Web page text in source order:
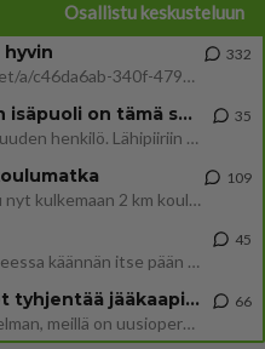
Osallistu keskusteluun
https://www.iltalehti.fi/viihdeuutiset/a/c46da6ab-340f-4790-aaa7-0865eed2336 Yrityksen konkurssihakemus on tullut kärä
332
Tiesitkö? Martina Aitolehden isäpuoli on tämä suosittu laulaja
Martina Aitolehti on seurattu julkisuuden henkilö. Lähipiiriin mahtuu muitakin tunnettuja henkilöitä. Tiesitkö, että Ma
35
Hesarissa päivitellään lapset joutuu nyt kulkemaan 2 km kouluun jösses. Ruostefillarilla tuo matka menee vaikka miten äk
109
Mutta mies vain tuijottaa, siinä vaiheessa käännän itse pään pois. Mikä juttu? Yleensä jos joku tuijottaa tai katsoo, hä
45
Uusioperheen aikuiset lapset tyhjentää jääkaapin käydessään
Miten selvittäisitte seuraavan ongelman, meillä on uusioperhe, minulla teini-ikäiset lapset ja puolisolla aikuiset, jotk
66